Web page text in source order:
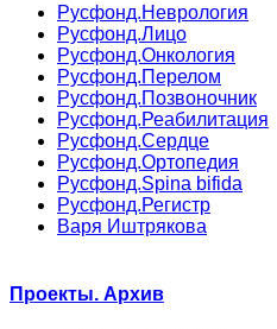
Русфонд.Неврология
Русфонд.Лицо
Русфонд.Онкология
Русфонд.Перелом
Русфонд.Позвоночник
Русфонд.Реабилитация
Русфонд.Сердце
Русфонд.Ортопедия
Русфонд.Spina bifida
Русфонд.Регистр
Варя Иштрякова
Проекты. Архив